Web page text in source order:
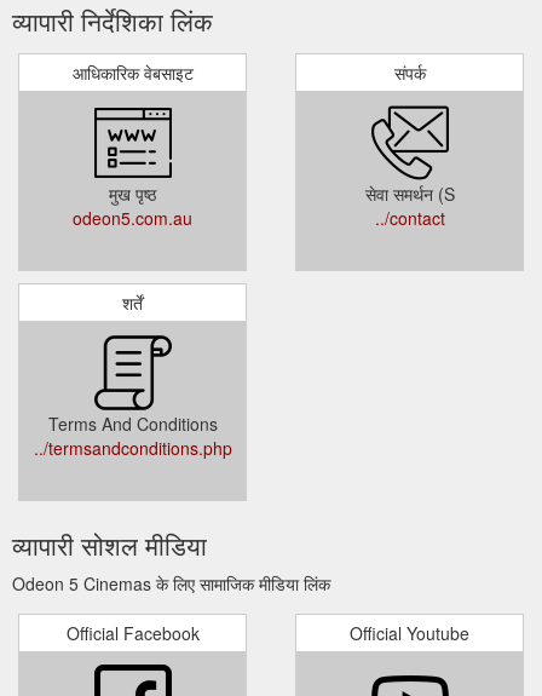
व्यापारी निर्देशिका लिंक
आधिकारिक वेबसाइट
मुख पृष्ठ
odeon5.com.au
संपर्क
सेवा समर्थन (S
../contact
शर्तें
Terms And Conditions
../termsandconditions.php
व्यापारी सोशल मीडिया
Odeon 5 Cinemas के लिए सामाजिक मीडिया लिंक
Official Facebook Official Youtube